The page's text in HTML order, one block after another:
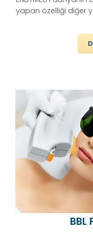
yapan özelliği diğer
BBL